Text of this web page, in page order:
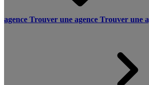
agence Trouver une agence Trouver une